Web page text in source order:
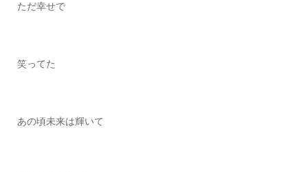
ただ幸せで
笑ってた
あの頃未来は輝いて